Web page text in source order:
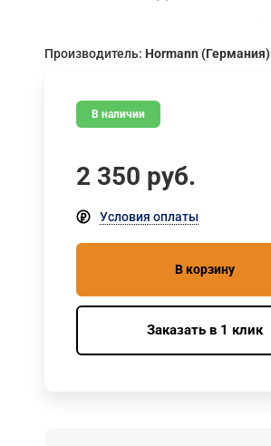
Производитель: Hormann (Германия)
В наличии
2 350 руб.
Условия оплаты
В корзину
Заказать в 1 клик